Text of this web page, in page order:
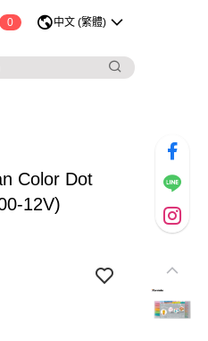
0 中文 (繁體)
Color Dot
12V)